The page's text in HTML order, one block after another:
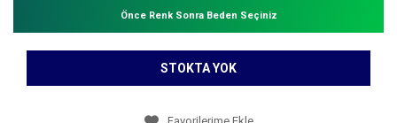
Önce Renk Sonra Beden Seçiniz
STOKTA YOK